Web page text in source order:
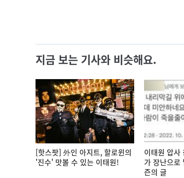
지금 보는 기사와 비슷해요.
[핫스팟] 外인 아지트, 할로윈의
'진수' 맛볼 수 있는 이태원!
이태원 압사
가 장난으로
즌의 글